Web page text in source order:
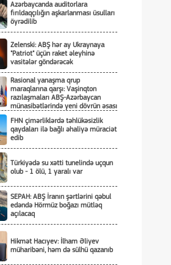
Azərbaycanda auditorlara
fırıldaqçılığın aşkarlanması üsulları
öyrədilib
Zelenski: ABŞ hər ay Ukraynaya
"Patriot" üçün raket əleyhinə
vasitələr göndərəcək
Rasional yanaşma qrup
maraqlarına qarşı: Vaşinqton
razılaşmaları ABŞ-Azərbaycan
münasibətlərində yeni dövrün əsası
FHN çimərliklərdə təhlükəsizlik
qaydaları ilə bağlı əhaliyə müraciət
edib
Türkiyədə su xətti tunelində uçqun
olub - 1 ölü, 1 yaralı var
SEPAH: ABŞ İranın şərtlərini qəbul
edəndə Hörmüz boğazı mütləq
açılacaq
Hikmət Hacıyev: İlham Əliyev
müharibəni, həm də sülhü qazanıb